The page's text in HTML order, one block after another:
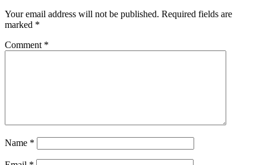
Your email address will not be published. Required fields are
marked *
Comment *
Name *